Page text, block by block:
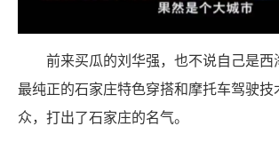
前来买瓜的刘华强，也不说自己是西
最纯正的石家庄特色穿搭和摩托车驾驶技
众，打出了石家庄的名气。